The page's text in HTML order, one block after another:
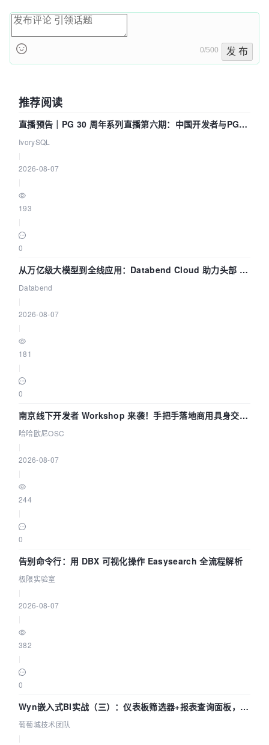
0/500 发 布
推荐阅读
直播预告｜PG 30 周年系列直播第六期：中国开发者与PG内
核——我们改得动吗？我们贡献了什么？
IvorySQL
2026-08-07
193
0
从万亿级大模型到全线应用：Databend Cloud 助力头部 AI
企业构建全链路 Trace 数据管道
Databend
2026-08-07
181
0
南京线下开发者 Workshop 来袭！手把手落地商用具身交互
智能 Agent 应用
哈哈欧尼OSC
2026-08-07
244
0
告别命令行：用 DBX 可视化操作 Easysearch 全流程解析
极限实验室
2026-08-07
382
0
Wyn嵌入式BI实战（三）：仪表板筛选器+报表查询面板，参
数联动全闭环
葡萄城技术团队